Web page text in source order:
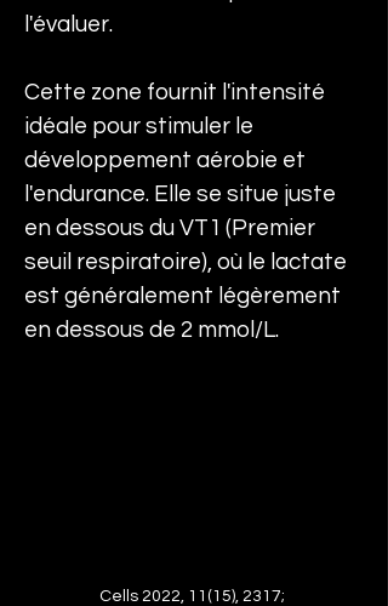
l'évaluer.
Cette zone fournit l'intensité
idéale pour stimuler le
développement aérobie et
l'endurance. Elle se situe juste
en dessous du VT1 (Premier
seuil respiratoire), où le lactate
est généralement légèrement
en dessous de 2 mmol/L.
Cells 2022, 11(15), 2317;